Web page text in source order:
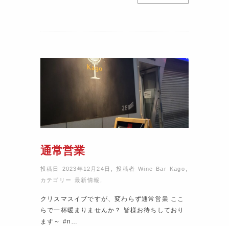
通常営業
投稿日 2023年12月24日 ,投稿者Wine Bar Kago
カテゴリー最新情報
クリスマスイブですが、変わらず通常営業 ここ
らで一杯暖まりませんか？ 皆様お待ちしており
ます～ #n…